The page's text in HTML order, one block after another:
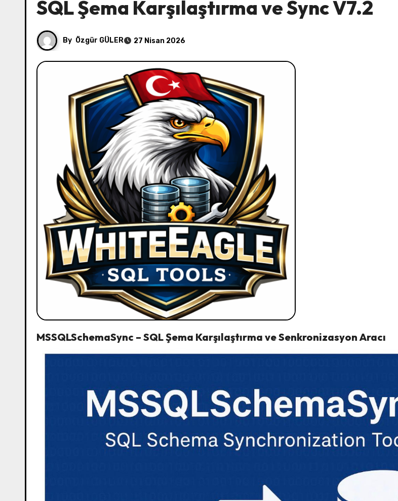
SQL Şema Karşılaştırma ve Sync V7.2
By Özgür GÜLER 27 Nisan 2026
MSSQLSchemaSync – SQL Şema Karşılaştırma ve Senkronizasyon Aracı